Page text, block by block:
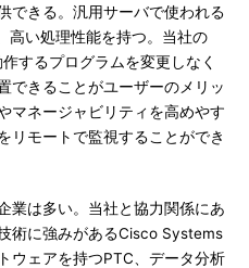
できる。汎用サーバで使われる
高い処理性能を持つ。当社の
するプログラムを変更しなく
できることがユーザーのメリッ
マネージャビリティを高めやす
リモートで監視することができ
業は多い。当社と協力関係にあ
術に強みがあるCisco Systems
ウェアを持つPTC、データ分析